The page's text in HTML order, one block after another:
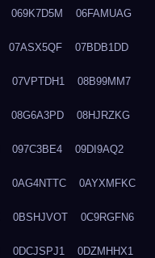
069K7D5M 06FAMUAG
07ASX5QF 07BDB1DD
07VPTDH1 08B99MM7
08G6A3PD 08HJRZKG
097C3BE4 09DI9AQ2
0AG4NTTC 0AYXMFKC
0BSHJVOT 0C9RGFN6
0DCJSPJ1 0DZMHHX1